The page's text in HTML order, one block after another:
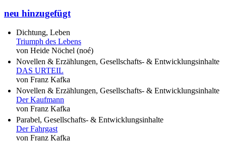
neu hinzugefügt
Dichtung, Leben
Triumph des Lebens
von Heide Nöchel (noé)
Novellen & Erzählungen, Gesellschafts- & Entwicklungsinhalte
DAS URTEIL
von Franz Kafka
Novellen & Erzählungen, Gesellschafts- & Entwicklungsinhalte
Der Kaufmann
von Franz Kafka
Parabel, Gesellschafts- & Entwicklungsinhalte
Der Fahrgast
von Franz Kafka